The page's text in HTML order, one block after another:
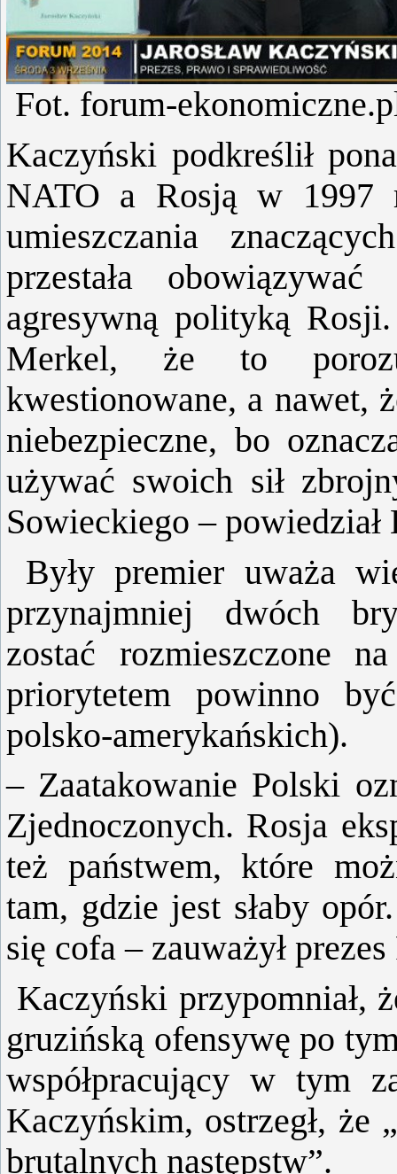
Fot. forum-
Kaczyński podkreślił
NATO a Rosją w 1997
umieszczania
przestała
agresywną polityką
Merkel, że to
kwestionowane, a nawet,
niebezpieczne, bo
używać swoich sił
Sowieckiego –
Były premier uważa
przynajmniej dwóch
zostać rozmieszczone
priorytetem powinno
polsko-amerykańskich).
– Zaatakowanie Polski
Zjednoczonych. Rosja
też państwem, które
tam, gdzie jest słaby
się cofa – zauważył prezes
Kaczyński przypomniał,
gruzińską ofensywę po
współpracujący w tym
Kaczyńskim, ostrzegł, że
brutalnych następstw”.